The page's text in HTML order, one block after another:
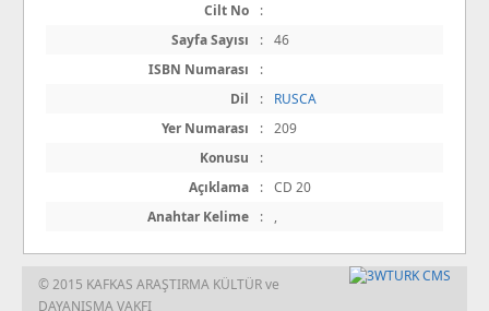
Cilt No
:
Sayfa Sayısı
: 46
ISBN Numarası
:
Dil
:
RUSCA
Yer Numarası
: 209
Konusu
:
Açıklama
: CD 20
Anahtar Kelime
: ,
© 2015 KAFKAS ARAŞTIRMA KÜLTÜR ve
DAYANIŞMA VAKFI